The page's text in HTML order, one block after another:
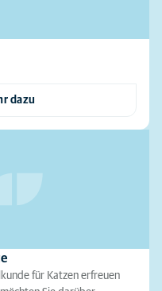
dazu
für Katzen erfreuen